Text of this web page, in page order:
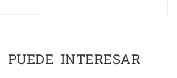
INTERESAR